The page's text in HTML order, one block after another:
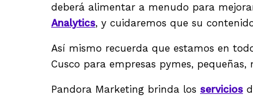
deberá alimentar a menudo para
Analytics, y cuidaremos que su
Así mismo recuerda que estamos en
Cusco para empresas pymes, pequeñas,
Pandora Marketing brinda los servicios